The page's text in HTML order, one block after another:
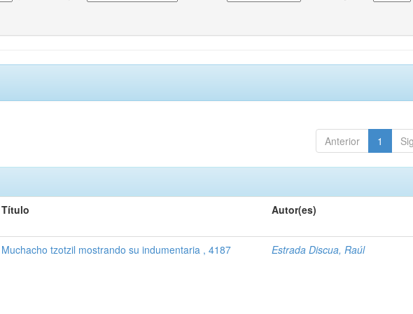
Anterior 1
Título Autor(es)
Muchacho tzotzil mostrando su indumentaria , 4187 Estrada Discua, Raúl